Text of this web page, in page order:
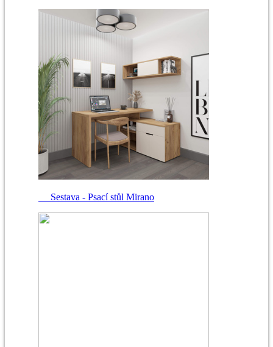
Sestava - Psací stůl Mirano